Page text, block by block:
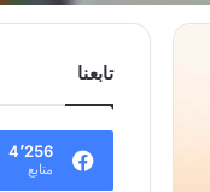
تابعنا
4٬256
متابع